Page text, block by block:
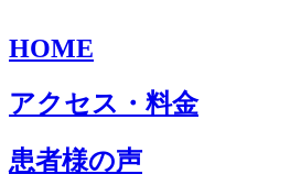
HOME
アクセス・料金
患者様の声